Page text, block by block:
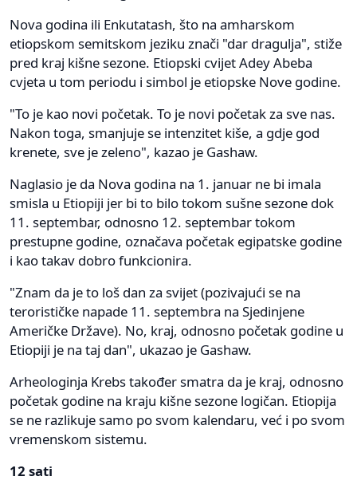
Nova godina ili Enkutatash, što na amharskom
etiopskom semitskom jeziku znači "dar dragulja", stiže
pred kraj kišne sezone. Etiopski cvijet Adey Abeba
cvjeta u tom periodu i simbol je etiopske Nove godine.
"To je kao novi početak. To je novi početak za sve nas.
Nakon toga, smanjuje se intenzitet kiše, a gdje god
krenete, sve je zeleno", kazao je Gashaw.
Naglasio je da Nova godina na 1. januar ne bi imala
smisla u Etiopiji jer bi to bilo tokom sušne sezone dok
11. septembar, odnosno 12. septembar tokom
prestupne godine, označava početak egipatske godine
i kao takav dobro funkcionira.
"Znam da je to loš dan za svijet (pozivajući se na
terorističke napade 11. septembra na Sjedinjene
Američke Države). No, kraj, odnosno početak godine u
Etiopiji je na taj dan", ukazao je Gashaw.
Arheologinja Krebs također smatra da je kraj, odnosno
početak godine na kraju kišne sezone logičan. Etiopija
se ne razlikuje samo po svom kalendaru, već i po svom
vremenskom sistemu.
12 sati